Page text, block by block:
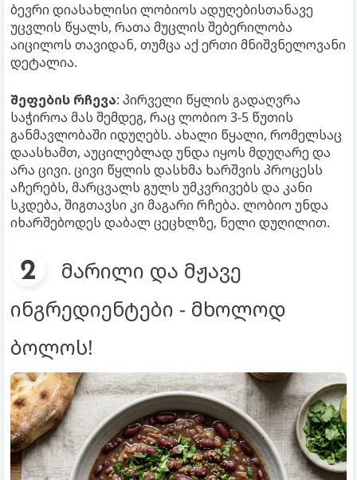
ბევრი დიასახლისი ლობიოს ადუღებისთანავე
უცვლის წყალს, რათა მუცლის შებერილობა
აიცილოს თავიდან, თუმცა აქ ერთი მნიშვნელოვანი
დეტალია.
შეფების რჩევა: პირველი წყლის გადაღვრა
საჭიროა მას შემდეგ, რაც ლობიო 3-5 წუთის
განმავლობაში იდუღებს. ახალი წყალი, რომელსაც
დაასხამთ, აუცილებლად უნდა იყოს მდუღარე და
არა ცივი. ცივი წყლის დასხმა ხარშვის პროცესს
აჩერებს, მარცვალს გულს უმკვრივებს და კანი
სკდება, შიგთავსი კი მაგარი რჩება. ლობიო უნდა
იხარშებოდეს დაბალ ცეცხლზე, ნელი დუღილით.
მარილი და მჟავე
ინგრედიენტები - მხოლოდ
ბოლოს!